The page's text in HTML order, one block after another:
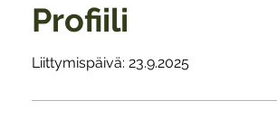
Profiili
Liittymispäivä: 23.9.2025